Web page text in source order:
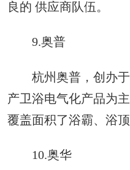
良的 供应商队伍。
9.奥普
杭州奥普，创办于
产卫浴电气化产品为
覆盖面积了浴霸、浴
10.奥华